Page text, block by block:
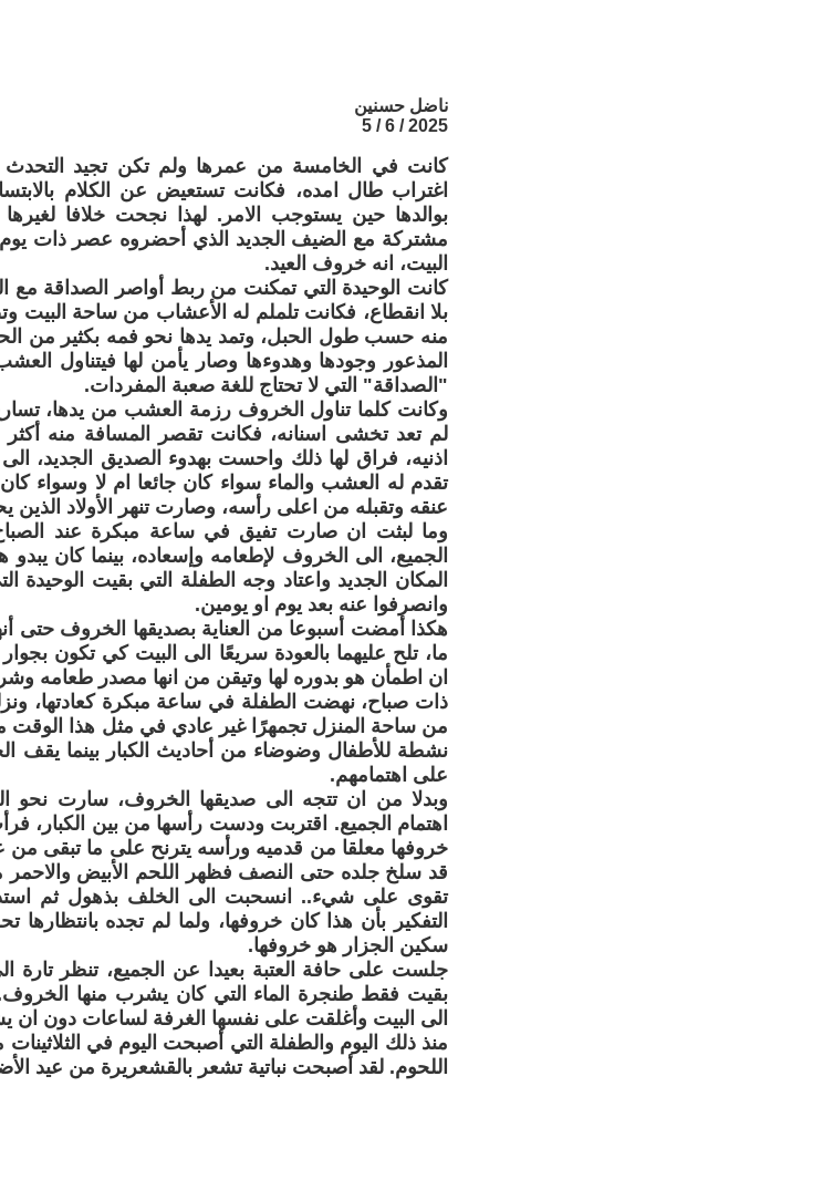
ناضل حسنين
2025 / 6 / 5
كانت في الخامسة من عمرها ولم تكن تجيد التحدث
اغتراب طال امده، فكانت تستعيض عن الكلام
بوالدها حين يستوجب الامر. لهذا نجحت خلافا
مشتركة مع الضيف الجديد الذي أحضروه عصر ذات
البيت، انه خروف العيد.
كانت الوحيدة التي تمكنت من ربط أواصر الصداقة مع
بلا انقطاع، فكانت تلملم له الأعشاب من ساحة البيت
منه حسب طول الحبل، وتمد يدها نحو فمه بكثير من
المذعور وجودها وهدوءها وصار يأمن لها فيتناول
"الصداقة" التي لا تحتاج للغة صعبة المفردات.
وكانت كلما تناول الخروف رزمة العشب من يدها،
لم تعد تخشى اسنانه، فكانت تقصر المسافة منه
اذنيه، فراق لها ذلك واحست بهدوء الصديق الجديد،
تقدم له العشب والماء سواء كان جائعا ام لا وسواء
عنقه وتقبله من اعلى رأسه، وصارت تنهر الأولاد الذين
وما لبثت ان صارت تفيق في ساعة مبكرة عند
الجميع، الى الخروف لإطعامه وإسعاده، بينما كان
المكان الجديد واعتاد وجه الطفلة التي بقيت الوحيدة
وانصرفوا عنه بعد يوم او يومين.
هكذا أمضت أسبوعا من العناية بصديقها الخروف حتى
ما، تلح عليهما بالعودة سريعًا الى البيت كي تكون
ان اطمأن هو بدوره لها وتيقن من انها مصدر طعامه
ذات صباح، نهضت الطفلة في ساعة مبكرة كعادتها،
من ساحة المنزل تجمهرًا غير عادي في مثل هذا
نشطة للأطفال وضوضاء من أحاديث الكبار بينما يقف
على اهتمامهم.
وبدلا من ان تتجه الى صديقها الخروف، سارت نحو
اهتمام الجميع. اقتربت ودست رأسها من بين الكبار،
خروفها معلقا من قدميه ورأسه يترنح على ما تبقى من
قد سلخ جلده حتى النصف فظهر اللحم الأبيض
تقوى على شيء.. انسحبت الى الخلف بذهول ثم
التفكير بأن هذا كان خروفها، ولما لم تجده
سكين الجزار هو خروفها.
جلست على حافة العتبة بعيدا عن الجميع، تنظر تارة
بقيت فقط طنجرة الماء التي كان يشرب منها
الى البيت وأغلقت على نفسها الغرفة لساعات دون ان
منذ ذلك اليوم والطفلة التي أصبحت اليوم في
اللحوم. لقد أصبحت نباتية تشعر بالقشعريرة من عيد